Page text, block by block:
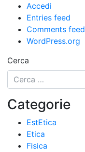
Accedi
Entries feed
Comments feed
WordPress.org
Cerca
Categorie
EstEtica
Etica
Fisica